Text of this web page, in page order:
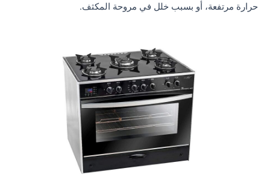
حرارة مرتفعة، أو بسبب خلل في مروحة المكثف.